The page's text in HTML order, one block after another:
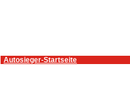
Autosieger-Startseite